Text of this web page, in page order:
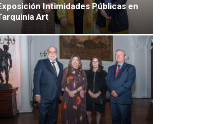
Intimidades Públicas en
Art